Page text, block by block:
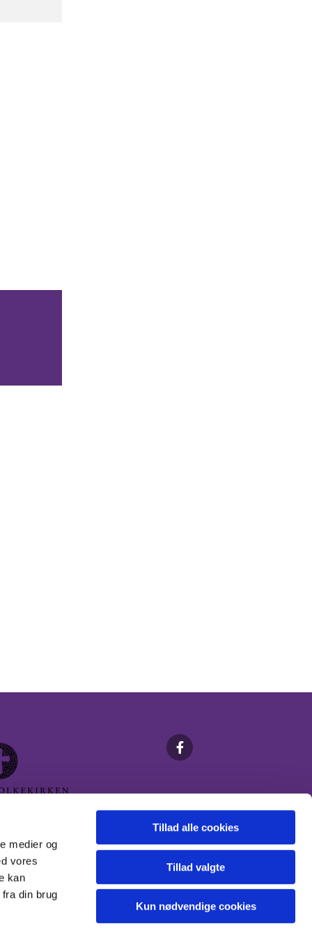
medier og
vores
kan
din brug
Tillad alle cookies
Tillad valgte
Kun nødvendige cookies